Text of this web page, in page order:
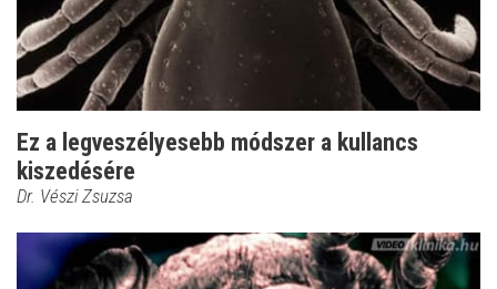
Ez a legveszélyesebb módszer a kullancs
kiszedésére
Dr. Vészi Zsuzsa